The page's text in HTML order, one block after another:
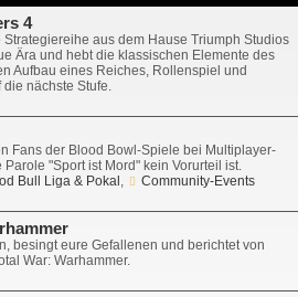
4
aus dem Hause Triumph Studios
Ära und hebt die klassischen Elemente des
Aufbau eines Reiches, Rollenspiel und
nächste Stufe.
Fans der Blood Bowl-Spiele bei Multiplayer-
Parole "Sport ist Mord" kein Vorurteil ist.
Bull Liga & Pokal,
Community-Events
besingt eure Gefallenen und berichtet von
War: Warhammer.